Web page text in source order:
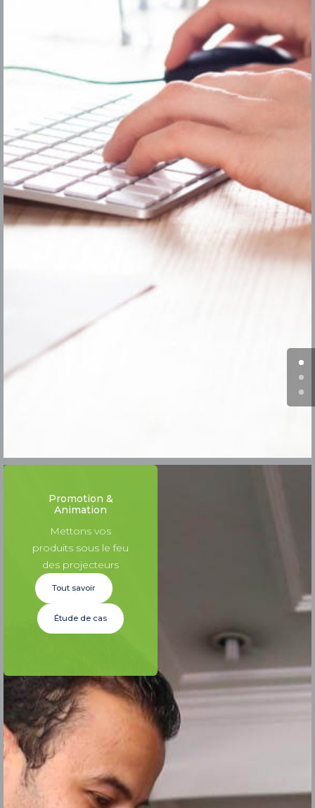
Promotion &
Animation
Mettons vos
produits sous le feu
des projecteurs
Tout savoir
Étude de cas